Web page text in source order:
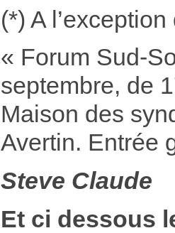
(*) A
« Forum Sud-
septembre, de
Maison des
Avertin. Entrée
Steve Claude
Et ci dessous